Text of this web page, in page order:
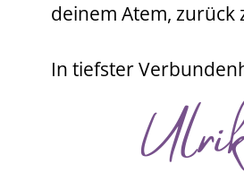
deinem Atem, zurück
In tiefster